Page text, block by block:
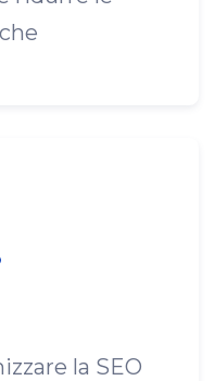
la SEO